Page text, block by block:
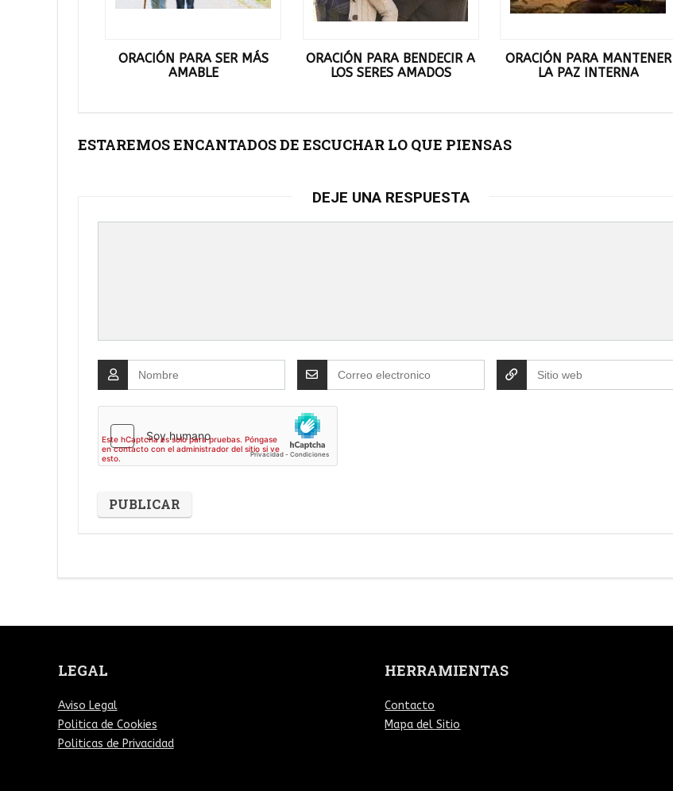
ORACIÓN PARA SER MÁS
AMABLE
ORACIÓN PARA BENDECIR A
LOS SERES AMADOS
ORACIÓN PARA MANTENER
LA PAZ INTERNA
ESTAREMOS ENCANTADOS DE ESCUCHAR LO QUE PIENSAS
DEJE UNA RESPUESTA
LEGAL
Aviso Legal
Politica de Cookies
Politicas de Privacidad
HERRAMIENTAS
Contacto
Mapa del Sitio